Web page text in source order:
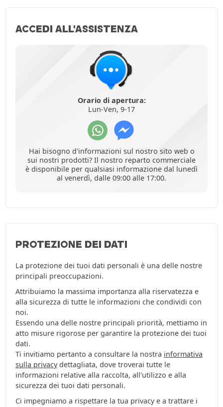
ACCEDI ALL'ASSISTENZA
Orario di apertura:
Lun-Ven, 9-17
Hai bisogno d'informazioni sul nostro sito web o
sui nostri prodotti? Il nostro reparto commerciale
è disponibile per qualsiasi informazione dal lunedì
al venerdì, dalle 09:00 alle 17:00.
PROTEZIONE DEI DATI
La protezione dei tuoi dati personali è una delle nostre
principali preoccupazioni.
Attribuiamo la massima importanza alla riservatezza e
alla sicurezza di tutte le informazioni che condividi con
noi.
Essendo una delle nostre principali priorità, mettiamo in
atto misure rigorose per garantire la protezione dei tuoi
dati.
Ti invitiamo pertanto a consultare la nostra informativa
sulla privacydettagliata, dove troverai tutte le
informazioni relative alla raccolta, all'utilizzo e alla
sicurezza dei tuoi dati personali.
Ci impegniamo a rispettare la tua privacy e a trattare i